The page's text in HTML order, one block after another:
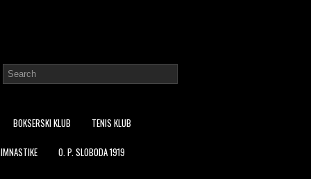
BOKSERSKI KLUB TENIS KLUB
O. P. SLOBODA 1919